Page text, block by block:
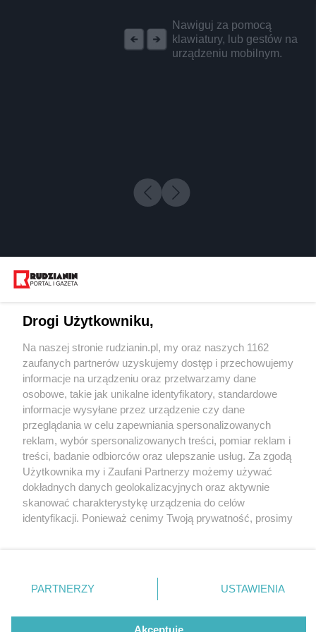
Nawiguj za pomocą
klawiatury, lub gestów na
urządzeniu mobilnym.
2 / 0
Wydawca mediów
Nie zapomnij
zapoznać się z:
polityką prywatności regulamin korzystania z portali
Twojemiasto
Piekary Śląskie
Chorzów
Tarnowskie Góry
Gliwice
Skontakuj sięz nami
Kontakt
Wydawca
Redakcja
Drogi Użytkowniku,
Na naszej stronie rudzianin.pl, my oraz naszych 1162
zaufanych partnerów uzyskujemy dostęp i przechowujemy
informacje na urządzeniu oraz przetwarzamy dane
osobowe, takie jak unikalne identyfikatory, standardowe
informacje wysyłane przez urządzenie czy dane
przeglądania w celu zapewniania spersonalizowanych
reklam, wybór spersonalizowanych treści, pomiar reklam i
treści, badanie odbiorców oraz ulepszanie usług. Za zgodą
Użytkownika my i Zaufani Partnerzy możemy używać
dokładnych danych geolokalizacyjnych oraz aktywnie
skanować charakterystykę urządzenia do celów
identyfikacji. Ponieważ cenimy Twoją prywatność, prosimy
prywatności znajdujący się w lewym dolnym rogu strony
. Niektóre rodzaje przetwarzania danych nie wymagają
zgody użytkownika, ale masz prawo sprzeciwić się
takiemu przetwarzaniu. Preferencje będą miały
PARTNERZY USTAWIENIA
Akceptuję